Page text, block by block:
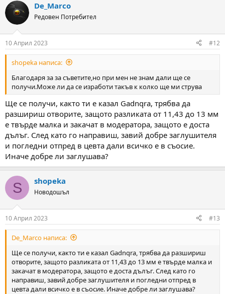
De_Marco
Редовен Потребител
10 Април 2023 #12
shopeka написа:
Благодаря за за съветите,но при мен не знам дали ще се
получи.Може ли да се изработи такъв к колко ще ми струва
Ще се получи, както ти е казал Gadnqra, трябва да
разшириш отворите, защото разликата от 11,43 до 13 мм
е твърде малка и закачат в модератора, защото е доста
дълъг. След като го направиш, завий добре заглушителя
и погледни отпред в цевта дали всичко е в съосие.
Иначе добре ли заглушава?
S shopeka
Новодошъл
10 Април 2023 #13
De_Marco написа:
Ще се получи, както ти е казал Gadnqra, трябва да разшириш
отворите, защото разликата от 11,43 до 13 мм е твърде малка и
закачат в модератора, защото е доста дълъг. След като го
направиш, завий добре заглушителя и погледни отпред в
цевта дали всичко е в съосие. Иначе добре ли заглушава?